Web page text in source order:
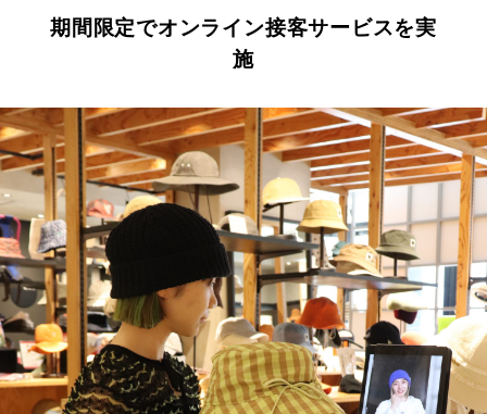
期間限定でオンライン接客サービスを実
施